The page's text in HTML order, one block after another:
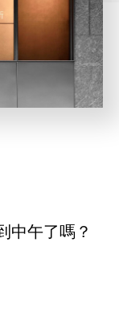
中午了嗎？